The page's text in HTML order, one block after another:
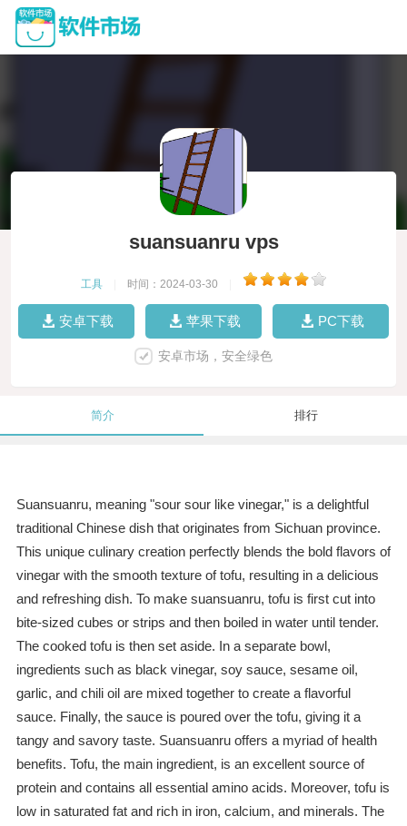
suansuanru vps
工具 时间：2024-03-30
安卓下载 苹果下载 PC下载
安卓市场，安全绿色
简介 排行
Suansuanru, meaning "sour sour like vinegar," is a delightful
traditional Chinese dish that originates from Sichuan province.
This unique culinary creation perfectly blends the bold flavors of
vinegar with the smooth texture of tofu, resulting in a delicious
and refreshing dish. To make suansuanru, tofu is first cut into
bite-sized cubes or strips and then boiled in water until tender.
The cooked tofu is then set aside. In a separate bowl,
ingredients such as black vinegar, soy sauce, sesame oil,
garlic, and chili oil are mixed together to create a flavorful
sauce. Finally, the sauce is poured over the tofu, giving it a
tangy and savory taste. Suansuanru offers a myriad of health
benefits. Tofu, the main ingredient, is an excellent source of
protein and contains all essential amino acids. Moreover, tofu is
low in saturated fat and rich in iron, calcium, and minerals. The